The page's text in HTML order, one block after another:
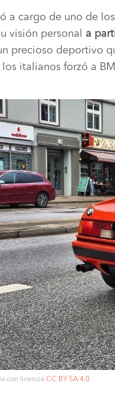
a cargo de uno de
visión personal a
precioso deportivo
italianos forzó a
con licencia CC BY-SA 4.0